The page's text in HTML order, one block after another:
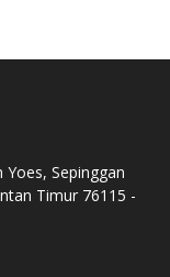
Yoes, Sepinggan
Timur 76115 -